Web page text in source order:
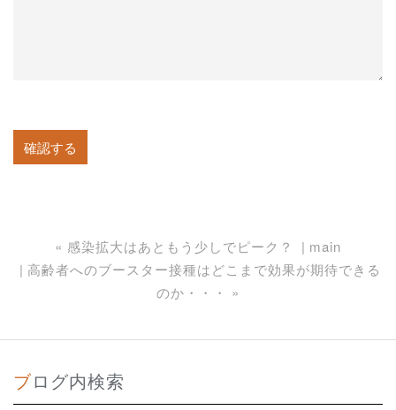
« 感染拡大はあともう少しでピーク？
main
高齢者へのブースター接種はどこまで効果が期待できる
のか・・・
»
ブログ内検索